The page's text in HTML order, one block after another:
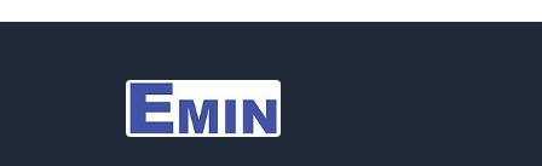
bật với độ chính xác cao và khả năng giao tiếp